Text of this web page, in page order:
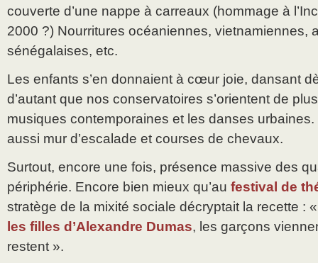
couverte d’une nappe à carreaux (hommage à
2000 ?) Nourritures océaniennes, vietnamiennes,
sénégalaises, etc.
Les enfants s’en donnaient à cœur joie, dansant
d’autant que nos conservatoires s’orientent de
musiques contemporaines et les danses urbaines.
aussi mur d’escalade et courses de chevaux.
Surtout, encore une fois, présence massive des
périphérie. Encore bien mieux qu’au festival de
stratège de la mixité sociale décryptait la recette :
les filles d’Alexandre Dumas, les garçons
restent ».